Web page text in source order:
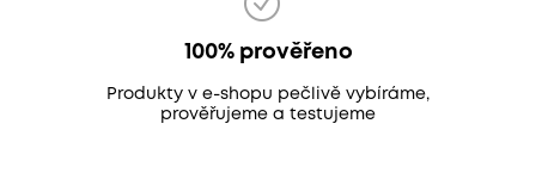
100% prověřeno
Produkty v e-shopu pečlivě vybíráme,
prověřujeme a testujeme